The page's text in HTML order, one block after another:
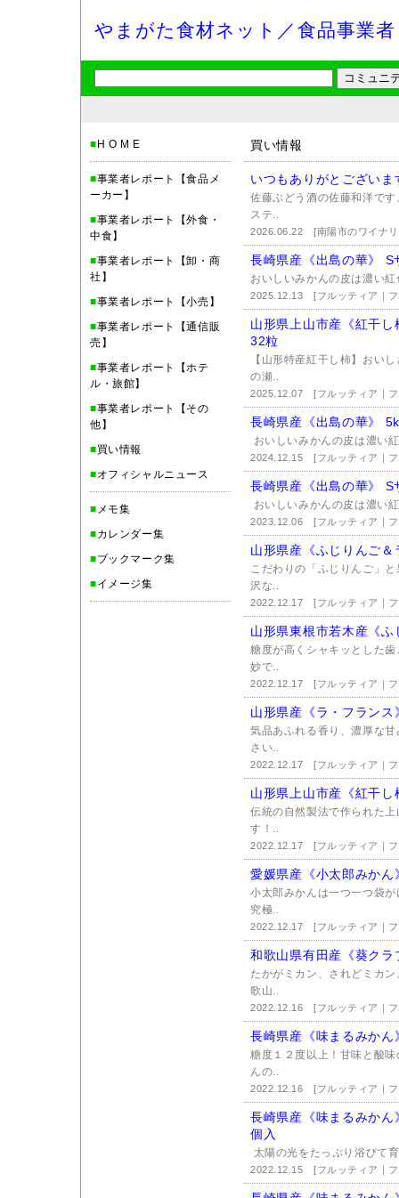
やまがた食材ネット／食品事業
■ H O M E
■事業者レポート【食品メ
ーカー】
■事業者レポート【外食・
中食】
■事業者レポート【卸・商
社】
■事業者レポート【小売】
■事業者レポート【通信販
売】
■事業者レポート【ホテ
ル・旅館】
■事業者レポート【その
他】
■買い情報
■オフィシャルニュース
■ メモ集
■カレンダー集
■ブックマーク集
■イメージ集
買い情報
いつもありがとございま
佐藤ぶどう酒の佐藤和洋で
ステ..
2026.06.22[南陽市のワイナ
長崎県産《出島の華》 S
おいしいみかんの皮は濃い
2025.12.13[フルッティア｜
山形県上山市産《紅干
32粒
【山形特産紅干し柿】おい
の瀬..
2025.12.07[フルッティア｜
長崎県産《出島の華》
おいしいみかんの皮は濃い
2024.12.15[フルッティア｜
長崎県産《出島の華》 S
おいしいみかんの皮は濃い
2023.12.06[フルッティア｜
山形県産《ふじりんご
こだわりの「ふじりんご」
沢な..
2022.12.17[フルッティア｜
山形県東根市若木産《
糖度が高くシャキッとした
妙で..
2022.12.17[フルッティア｜
山形県産《ラ・フランス
気品あふれる香り、濃厚な
さい..
2022.12.17[フルッティア｜
山形県上山市産《紅干
伝統の自然製法で作られた
す！..
2022.12.17[フルッティア｜
愛媛県産《小太郎みか
小太郎みかんは一つ一つ袋
究極..
2022.12.17[フルッティア｜
和歌山県有田産《葵ク
たかがミカン、されどミカ
歌山..
2022.12.16[フルッティア｜
長崎県産《味まるみか
糖度１２度以上！甘味と酸
んの..
2022.12.16[フルッティア｜
長崎県産《味まるみか
個入
太陽の光をたっぷり浴びて
2022.12.15[フルッティア｜